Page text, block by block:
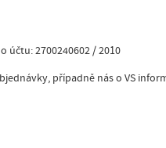
účtu: 2700240602 / 2010
případně nás o VS